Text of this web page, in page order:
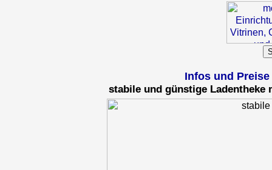
Infos und
stabile und günstige Ladentheke